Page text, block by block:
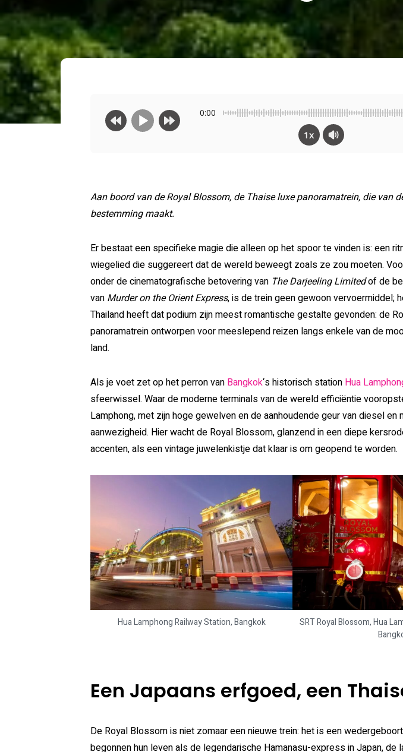
0:00
1x
Aan boord van de Royal Blossom, de Thaise luxe panoramatrein, die van
bestemming maakt.
Er bestaat een specifieke magie die alleen op het spoor te vinden is: een
wiegelied die suggereert dat de wereld beweegt zoals ze zou moeten.
onder de cinematografische betovering van The Darjeeling Limitedof de
van Murder on the Orient Express, is de trein geen gewoon vervoermiddel;
Thailand heeft dat podium zijn meest romantische gestalte gevonden: de
panoramatrein ontworpen voor meeslepend reizen langs enkele van de
land.
Als je voet zet op het perron van Bangkok‘s historisch station Hua
sfeerwissel. Waar de moderne terminals van de wereld efficiëntie
Lamphong, met zijn hoge gewelven en de aanhoudende geur van diesel
aanwezigheid. Hier wacht de Royal Blossom, glanzend in een diepe
accenten, als een vintage juwelenkistje dat klaar is om geopend te worden.
Hua Lamphong Railway Station, Bangkok
SRT Royal Blossom, Hua
Een Japaans erfgoed, een
De Royal Blossom is niet zomaar een nieuwe trein: het is een
begonnen hun leven als de legendarische Hamanasu-express in Japan, de